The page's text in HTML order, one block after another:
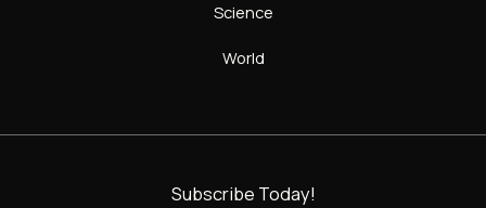
Science
World
Subscribe Today!